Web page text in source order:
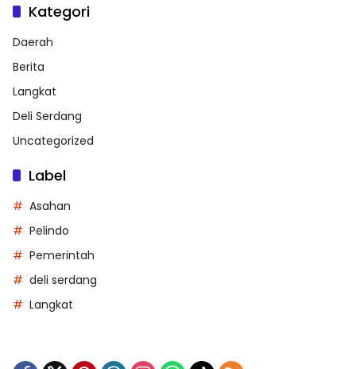
Kategori
Daerah
Berita
Langkat
Deli Serdang
Uncategorized
Label
Asahan
Pelindo
Pemerintah
deli serdang
Langkat